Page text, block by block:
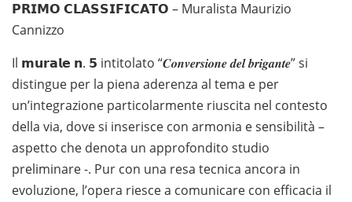
𝗣𝗥𝗜𝗠𝗢 𝗖𝗟𝗔𝗦𝗦𝗜𝗙𝗜𝗖𝗔𝗧𝗢 – Muralista Maurizio
Cannizzo
Il 𝗺𝘂𝗿𝗮𝗹𝗲 𝗻. 𝟱 intitolato “𝑪𝒐𝒏𝒗𝒆𝒓𝒔𝒊𝒐𝒏𝒆 𝒅𝒆𝒍 𝒃𝒓𝒊𝒈𝒂𝒏𝒕𝒆” si
distingue per la piena aderenza al tema e per
un’integrazione particolarmente riuscita nel contesto
della via, dove si inserisce con armonia e sensibilità –
aspetto che denota un approfondito studio
preliminare -. Pur con una resa tecnica ancora in
evoluzione, l’opera riesce a comunicare con efficacia il